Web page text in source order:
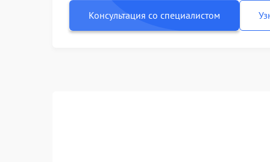
Консультация со специалистом